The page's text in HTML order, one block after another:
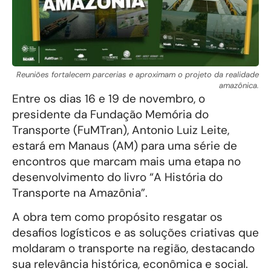
Reuniões fortalecem parcerias e aproximam o projeto da realidade
amazônica.
Entre os dias 16 e 19 de novembro, o
presidente da Fundação Memória do
Transporte (FuMTran), Antonio Luiz Leite,
estará em Manaus (AM) para uma série de
encontros que marcam mais uma etapa no
desenvolvimento do livro “A História do
Transporte na Amazônia”.
A obra tem como propósito resgatar os
desafios logísticos e as soluções criativas que
moldaram o transporte na região, destacando
sua relevância histórica, econômica e social.